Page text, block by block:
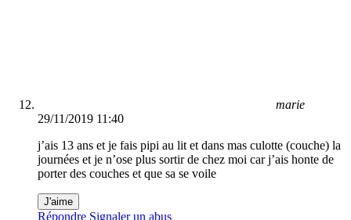
marie
29/11/2019 11:40
j’ais 13 ans et je fais pipi au lit et dans mas culotte (couche) la
journées et je n’ose plus sortir de chez moi car j’ais honte de
porter des couches et que sa se voile
J'aime
Répondre Signaler un abus